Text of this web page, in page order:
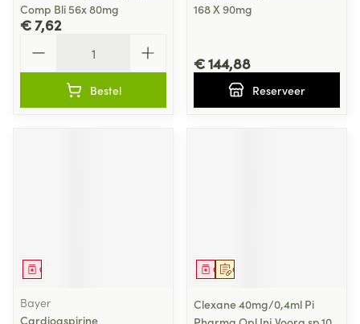
Comp Bli 56x 80mg
€ 7,62
Bestel
168 X 90mg
€ 144,88
Reserveer
Geneesmiddel
Bayer
Cardioaspirine
Op voorschrift
Geneesmiddel
Clexane 40mg/0,4ml Pi